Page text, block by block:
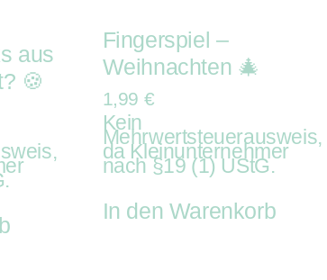
aus
🍪
Fingerspiel –
Weihnachten 🎄
1,99 €
Kein
Mehrwertsteuerausweis,
da Kleinunternehmer
nach §19 (1) UStG.
In den Warenkorb